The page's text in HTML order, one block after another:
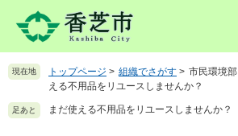
先を 現在地 トップページ > 組織でさがす > 市民環境部
える不用品をリユースしませんか？
足あと まだ使える不用品をリユースしませんか？